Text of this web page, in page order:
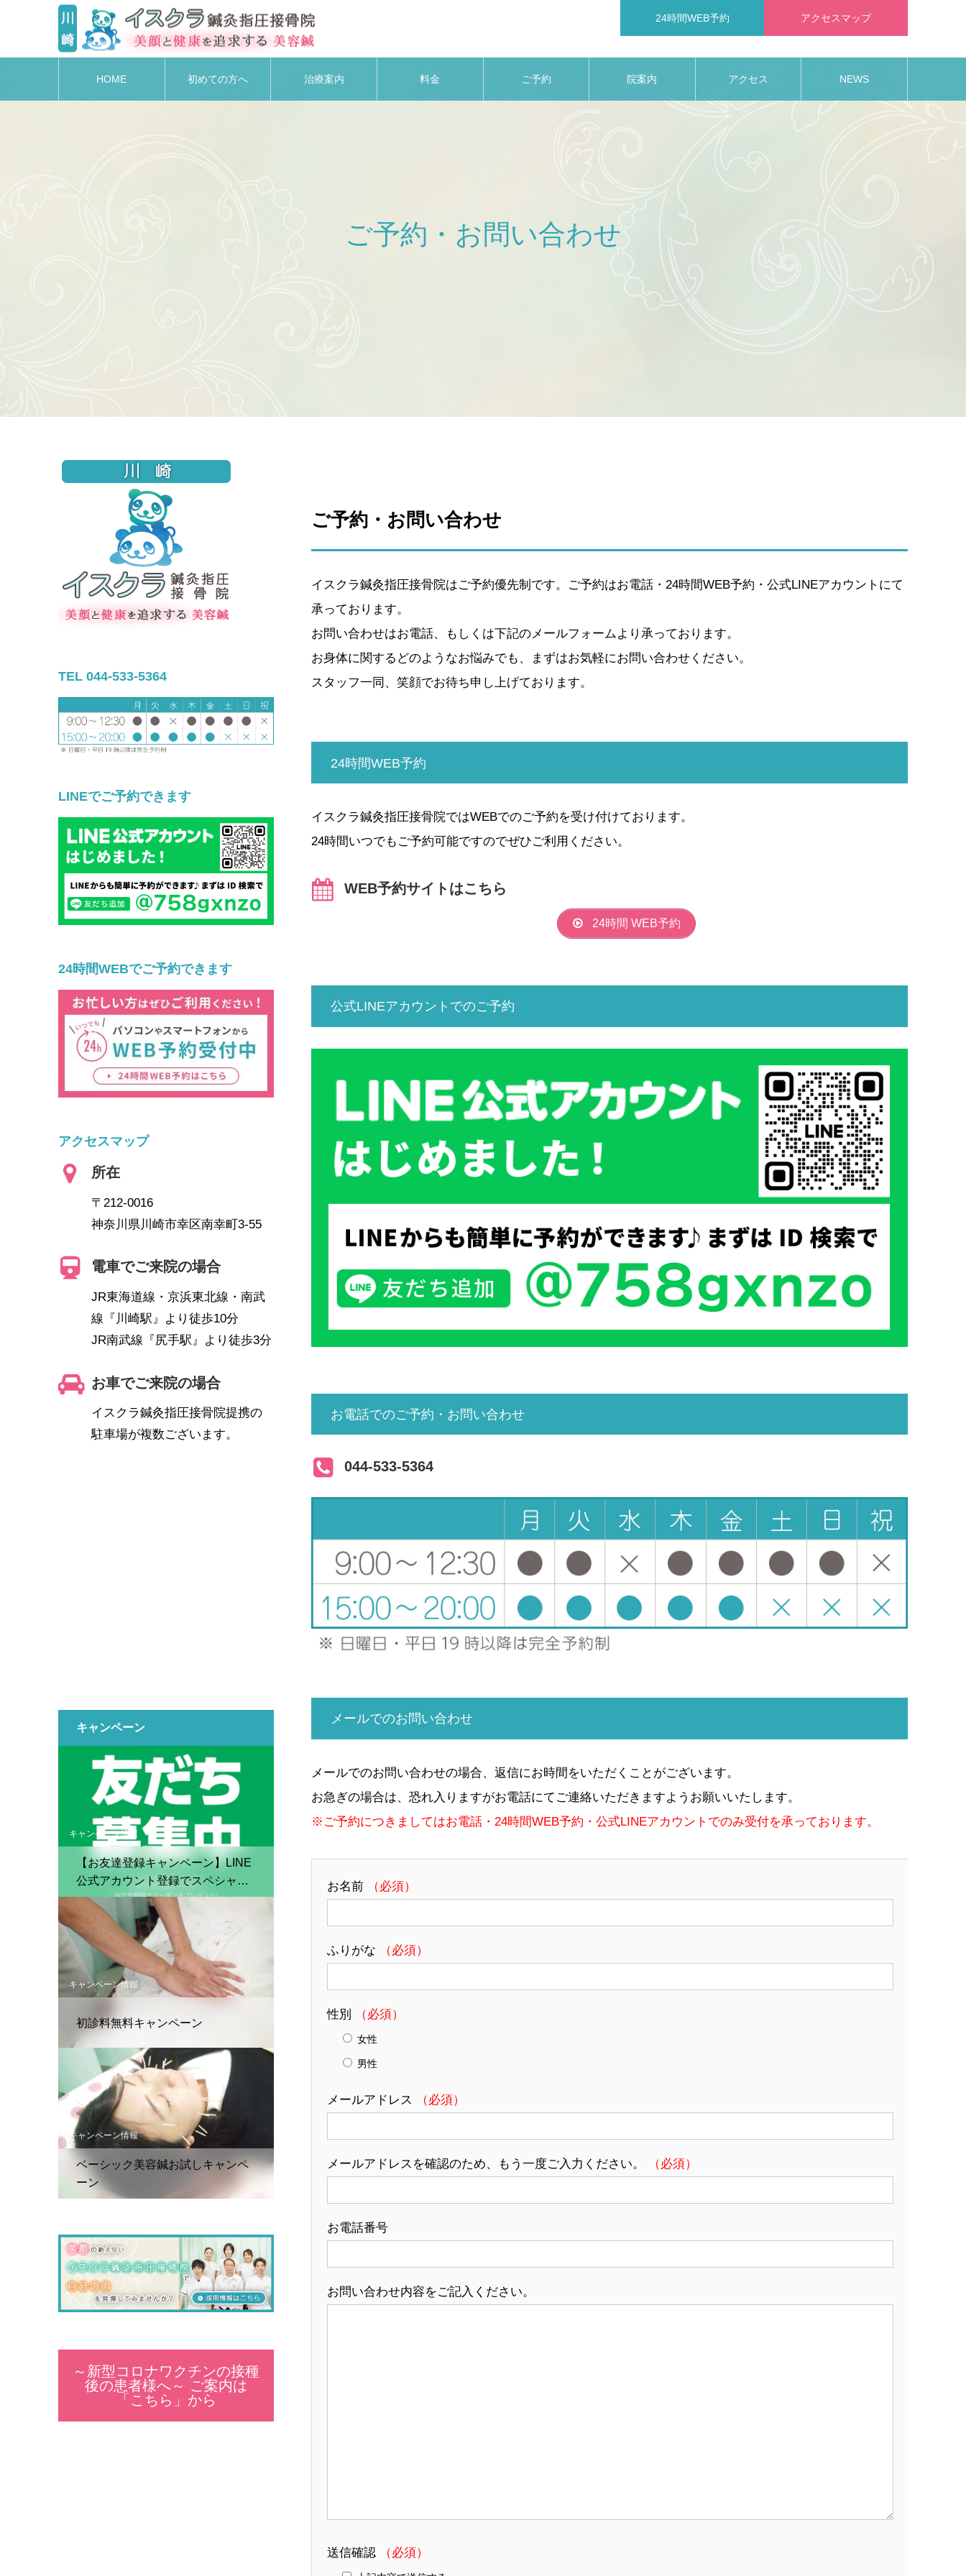
24時間WEB予約 アクセスマップ
HOME 初めての方へ 治療案内 料金 ご予約 院案内 アクセス NEWS
ご予約・お問い合わせ
ご予約・お問い合わせ
イスクラ鍼灸指圧接骨院はご予約優先制です。ご予約はお電話・24時間WEB予約・公式LINEアカウントにて
承っております。
お問い合わせはお電話、もしくは下記のメールフォームより承っております。
お身体に関するどのようなお悩みでも、まずはお気軽にお問い合わせください。
スタッフ一同、笑顔でお待ち申し上げております。
24時間WEB予約
イスクラ鍼灸指圧接骨院ではWEBでのご予約を受け付けております。
24時間いつでもご予約可能ですのでぜひご利用ください。
WEB予約サイトはこちら
24時間 WEB予約
公式LINEアカウントでのご予約
お電話でのご予約・お問い合わせ
044-533-5364
メールでのお問い合わせ
メールでのお問い合わせの場合、返信にお時間をいただくことがございます。
お急ぎの場合は、恐れ入りますがお電話にてご連絡いただきますようお願いいたします。
※ご予約につきましてはお電話・24時間WEB予約・公式LINEアカウント でのみ受付を承っております。
お名前 （必須）
ふりがな （必須）
性別 （必須）
女性
男性
メールアドレス （必須）
メールアドレスを確認のため、もう一度ご入力ください。 （必須）
お電話番号
お問い合わせ内容をご記入ください。
送信確認 （必須）
TEL 044-533-5364
LINEでご予約できます
24時間WEBでご予約できます
アクセスマップ
所在
〒212-0016
神奈川県川崎市幸区南幸町3-55
電車でご来院の場合
JR東海道線・京浜東北線・南武
線『川崎駅』より徒歩10分
JR南武線『尻手駅』より徒歩3分
お車でご来院の場合
イスクラ鍼灸指圧接骨院提携の
駐車場が複数ございます。
キャンペーン
キャンペーン情報
【お友達登録キャンペーン】LINE
公式アカウント登録でスペシャル
クーポン配布中！
キャンペーン情報
初診料無料キャンペーン
キャンペーン情報
ベーシック美容鍼お試しキャンペ
ーン
～新型コロナワクチンの接種
後の患者様へ～ ご案内は
「こちら」から